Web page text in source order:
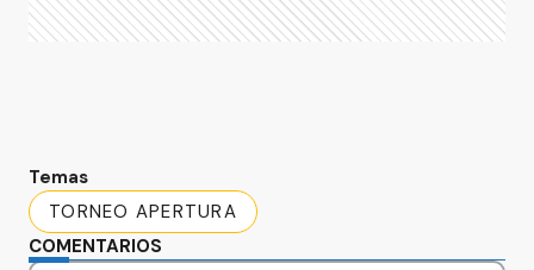
Temas
TORNEO APERTURA
COMENTARIOS